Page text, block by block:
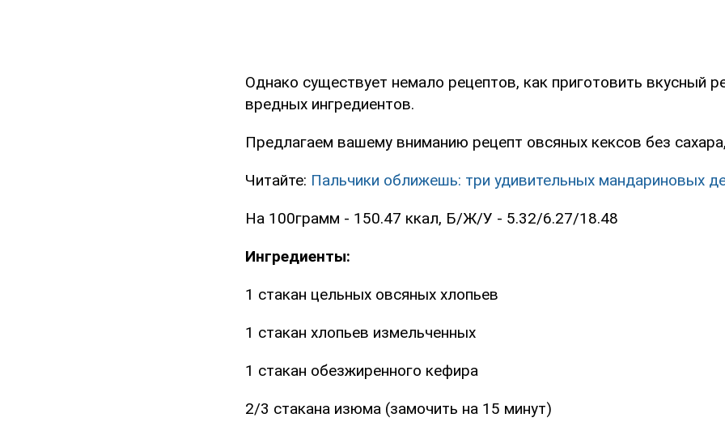
Однако существует немало рецептов, как приготовить вкусный
вредных ингредиентов.
Предлагаем вашему вниманию рецепт овсяных кексов без
Читайте: Пальчики оближешь: три удивительных мандариновых
На 100грамм - 150.47 ккал, Б/Ж/У - 5.32/6.27/18.48
Ингредиенты:
1 стакан цельных овсяных хлопьев
1 стакан хлопьев измельченных
1 стакан обезжиренного кефира
2/3 стакана изюма (замочить на 15 минут)